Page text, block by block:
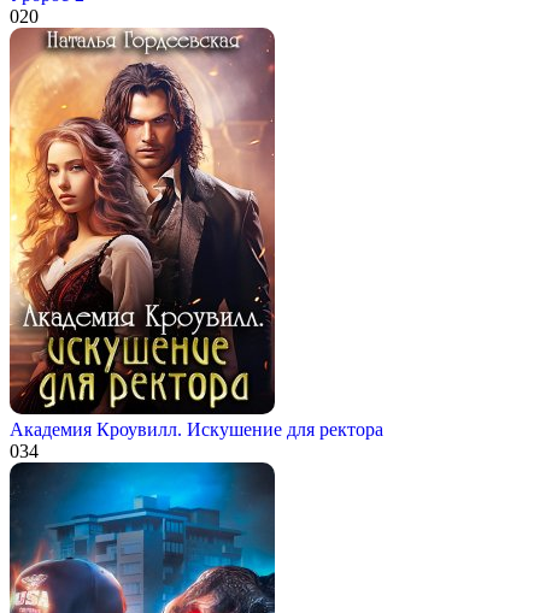
020
Академия Кроувилл. Искушение для ректора
034